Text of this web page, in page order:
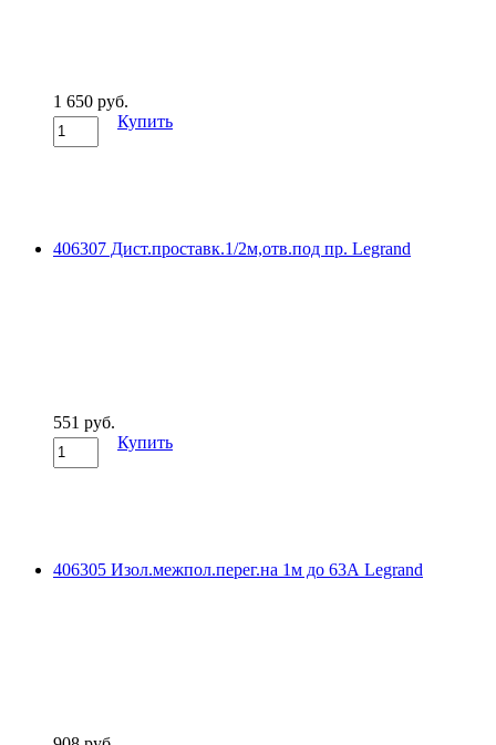
1 650 руб.
Купить
406307 Дист.проставк.1/2м,отв.под пр. Legrand
551 руб.
Купить
406305 Изол.межпол.перег.на 1м до 63А Legrand